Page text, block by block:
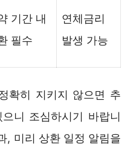
기간 내
필수
연체금리
발생 가능
확히 지키지 않으면 추
니 조심하시기 바랍니
, 미리 상환 일정 알림을